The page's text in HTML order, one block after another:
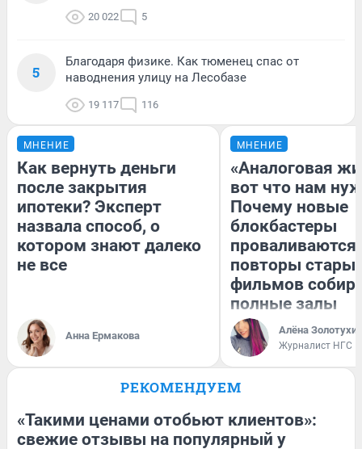
20 022 5
5
Благодаря физике. Как тюменец спас от
наводнения улицу на Лесобазе
19 117 116
МНЕНИЕ
Как вернуть деньги
после закрытия
ипотеки? Эксперт
назвала способ, о
котором знают далеко
не все
Анна Ермакова
МНЕНИЕ
«Аналоговая
вот что нам
Почему новые
блокбастеры
повторы
фильмов
полные залы
Алёна
Журналист НГС
РЕКОМЕНДУЕМ
«Такими ценами отобьют клиентов»:
свежие отзывы на популярный у